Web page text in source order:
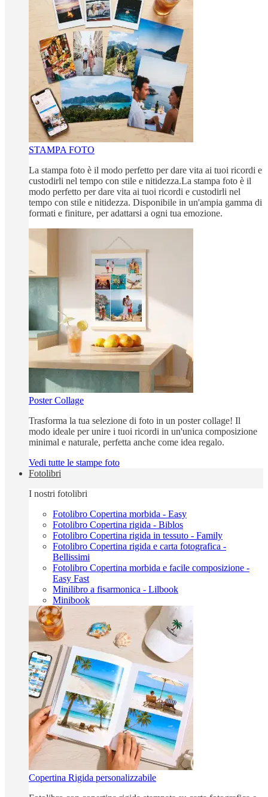
STAMPA FOTO
La stampa foto è il modo perfetto per dare vita ai tuoi ricordi e
custodirli nel tempo con stile e nitidezza.La stampa foto è il
modo perfetto per dare vita ai tuoi ricordi e custodirli nel
tempo con stile e nitidezza. Disponibile in un'ampia gamma di
formati e finiture, per adattarsi a ogni tua emozione.
Poster Collage
Trasforma la tua selezione di foto in un poster collage! Il
modo ideale per unire i tuoi ricordi in un'unica composizione
minimal e naturale, perfetta anche come idea regalo.
Vedi tutte le stampe foto
Fotolibri
I nostri fotolibri
Fotolibro Copertina morbida - Easy
Fotolibro Copertina rigida - Biblos
Fotolibro Copertina rigida in tessuto - Family
Fotolibro Copertina rigida e carta fotografica -
Bellissimi
Fotolibro Copertina morbida e facile composizione -
Easy Fast
Minilibro a fisarmonica - Lilbook
Minibook
Copertina Rigida personalizzabile